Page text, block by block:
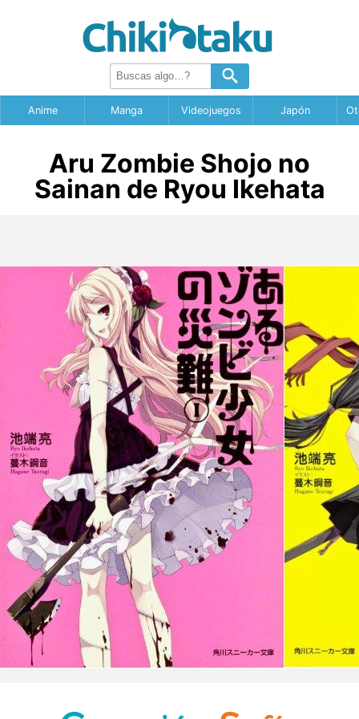
Anime Manga Videojuegos Japón
Aru Zombie Shojo no
Sainan de Ryou Ikehata